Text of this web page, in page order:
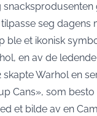
seg dagens
ble et ikonisk
en av de
skapte Warhol en
Cans», som besto
et bilde av en